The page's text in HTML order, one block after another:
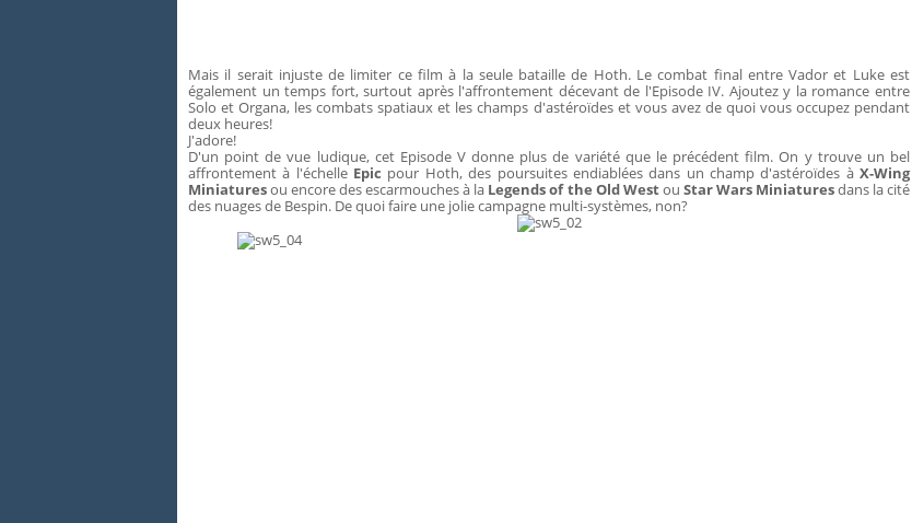
Mais il serait injuste de limiter ce film à la seule bataille de Hoth. Le combat final entre Vador et Luke est
également un temps fort, surtout après l'affrontement décevant de l'Episode IV. Ajoutez y la romance entre
Solo et Organa, les combats spatiaux et les champs d'astéroïdes et vous avez de quoi vous occupez pendant
deux heures!
J'adore!
D'un point de vue ludique, cet Episode V donne plus de variété que le précédent film. On y trouve un bel
affrontement à l'échelle Epic pour Hoth, des poursuites endiablées dans un champ d'astéroïdes àX-Wing
Miniaturesou encore des escarmouches à la Legends of the Old Westou Star Wars Miniaturesdans la cité
des nuages de Bespin. De quoi faire une jolie campagne multi-systèmes, non?